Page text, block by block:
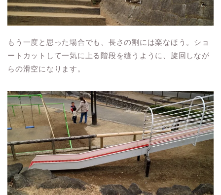
もう一度と思った場合でも、長さの割には楽なほう。ショ
ートカットして一気に上る階段を縫うように、旋回しなが
らの滑空になります。